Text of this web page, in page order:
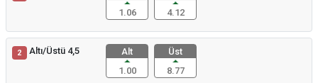
1.06
4.12
2 Altı/Üstü 4,5
Alt
1.00
Üst
8.77